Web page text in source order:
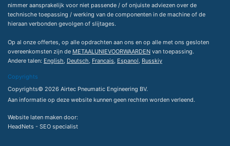
nimmer aansprakelijk voor niet passende / of onjuiste adviezen over de
technische toepassing / werking van de componenten in de machine of de
hieraan verbonden gevolgen of slijtages.
Op al onze offertes, op alle opdrachten aan ons en op alle met ons gesloten
overeenkomsten zijn de METAALUNIEVOORWAARDEN van toepassing.
Andere talen: English, Deutsch, Francais, Espanol, Russkiy
Copyrights
Copyrights© 2026 Airtec Pneumatic Engineering BV.
Aan informatie op deze website kunnen geen rechten worden verleend.
Website laten maken door:
HeadNets - SEO specialist